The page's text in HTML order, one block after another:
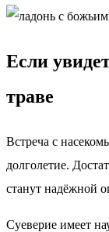
Если
траве
Встреча с
долголетие.
станут надёжной
Суеверие имеет